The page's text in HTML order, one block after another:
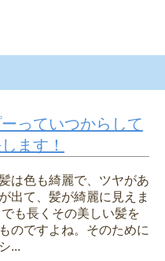
っていつからして
ます！
は色も綺麗で、ツヤがあ
出て、髪が綺麗に見えま
も長くその美しい髪を
のですよね。そのために
...